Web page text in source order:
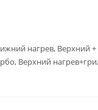
нагрев, Верхний
Верхний